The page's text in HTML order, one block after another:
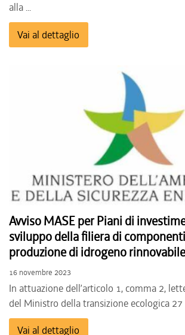
alla ...
Vai al dettaglio
Avviso MASE per Piani di
sviluppo della filiera di
produzione di idrogeno
16 novembre 2023
In attuazione dell’articolo 1, comma 2,
del Ministro della transizione ecologica 27
Vai al dettaglio